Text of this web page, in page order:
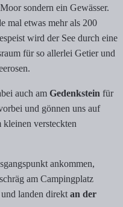
sondern ein Gewässer.
mal etwas mehr als 200
wird der See durch eine
für so allerlei Getier und
auch am Gedenkstein für
und gönnen uns auf
kleinen versteckten
ankommen,
am Campingplatz
landen direkt an der